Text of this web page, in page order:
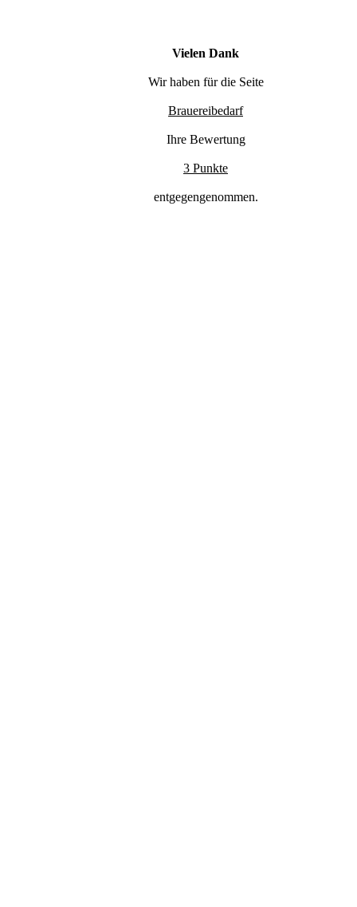
Vielen Dank
Wir haben für die Seite
Brauereibedarf
Ihre Bewertung
3 Punkte
entgegengenommen.